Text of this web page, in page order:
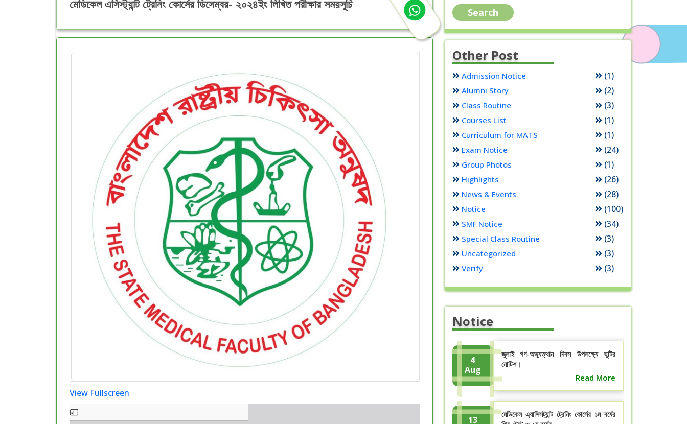
মেডিকেল এসিস্ট্যান্ট ট্রেনিং কোর্সের ডিসেম্বর- ২০২৪ইং লিখিত পরীক্ষার সময়সূচি
View Fullscreen
to
Other Post
Admission Notice (1)
Alumni Story (2)
Class Routine (3)
Courses List (1)
Curriculum for MATS (1)
Exam Notice (24)
Group Photos (1)
Highlights (26)
News & Events (28)
Notice (100)
SMF Notice (34)
Special Class Routine (3)
Uncategorized (3)
Verify (3)
Notice
4
Aug
জুলাই গণ-অভ্যুত্থান দিবস উপলক্ষ্যে ছুটির
নোটিশ।
Read More
13
মেডিকেল এ্যাসিসট্যান্ট ট্রেনিং কোর্সের ১ম বর্ষের